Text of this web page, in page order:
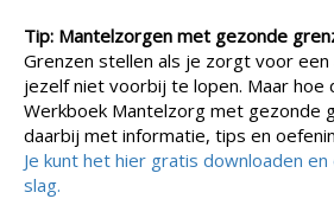
Tip: Mantelzorgen met gezonde
Grenzen stellen als je zorgt voor een
jezelf niet voorbij te lopen. Maar hoe
Werkboek Mantelzorg met gezonde
daarbij met informatie, tips en
Je kunt het hier gratis downloaden
slag.